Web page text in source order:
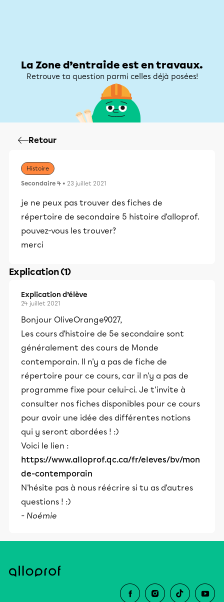
La Zone d’entraide est en travaux.
Retrouve ta question parmi celles déjà posées!
Retour
Histoire
Secondaire 4 • 23 juillet 2021
je ne peux pas trouver des fiches de
répertoire de secondaire 5 histoire d'alloprof.
pouvez-vous les trouver?
merci
Explication (1)
Explication d’élève
24 juillet 2021
Bonjour OliveOrange9027,
Les cours d'histoire de 5e secondaire sont
généralement des cours de Monde
contemporain. Il n'y a pas de fiche de
répertoire pour ce cours, car il n'y a pas de
programme fixe pour celui-ci. Je t'invite à
consulter nos fiches disponibles pour ce cours
pour avoir une idée des différentes notions
qui y seront abordées ! :)
Voici le lien :
https://www.alloprof.qc.ca/fr/eleves/bv/mon
de-contemporain
N'hésite pas à nous réécrire si tu as d'autres
questions ! :)
- Noémie